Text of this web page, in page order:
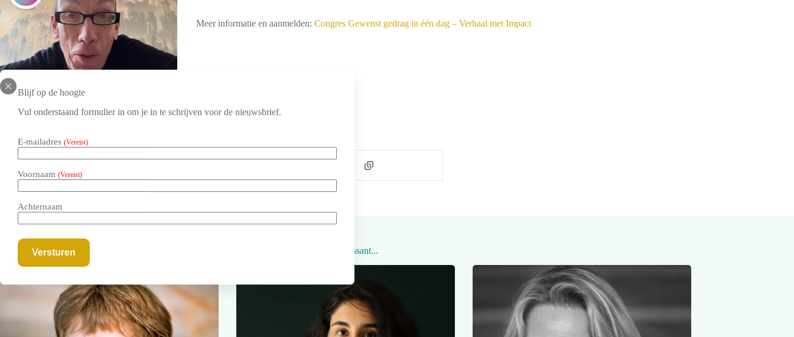
Blijf op de hoogte
Vul onderstaand formulier in om je in te schrijven voor de nieuwsbrief.
E-mailadres (Vereist)
Voornaam (Vereist)
Achternaam
Meer informatie en aanmelden: Congres Gewenst gedrag in één dag – Verhaal met Impact
Ook interessant...